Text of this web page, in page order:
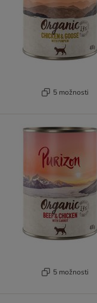
5 možnosti
5 možnosti